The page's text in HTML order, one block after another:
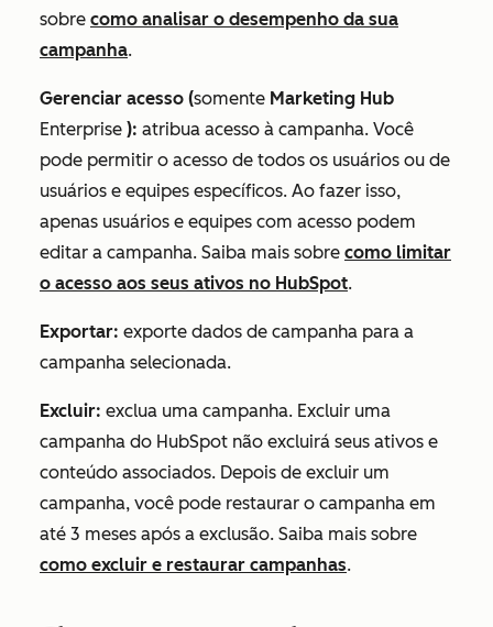
sobre como analisar o desempenho da sua
campanha.
Gerenciar acesso (somente Marketing Hub
Enterprise ): atribua acesso à campanha. Você
pode permitir o acesso de todos os usuários ou de
usuários e equipes específicos. Ao fazer isso,
apenas usuários e equipes com acesso podem
editar a campanha. Saiba mais sobre como limitar
o acesso aos seus ativos no HubSpot.
Exportar: exporte dados de campanha para a
campanha selecionada.
Excluir: exclua uma campanha. Excluir uma
campanha do HubSpot não excluirá seus ativos e
conteúdo associados. Depois de excluir um
campanha, você pode restaurar o campanha em
até 3 meses após a exclusão. Saiba mais sobre
como excluir e restaurar campanhas.